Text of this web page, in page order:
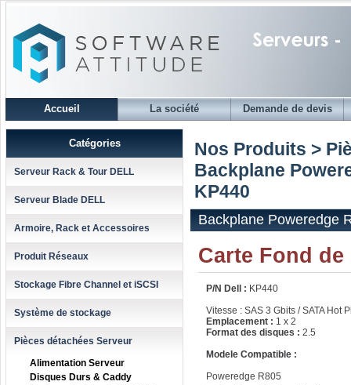
Accueil La société Demande de devis
Catégories
Serveur Rack & Tour DELL
Serveur Blade DELL
Armoire, Rack et Accessoires
Produit Réseaux
Stockage Fibre Channel et iSCSI
Système de stockage
Pièces détachées Serveur
Alimentation Serveur
Disques Durs & Caddy
Nos Produits >
Backplane
KP440
Backplane Poweredge
Carte Fond de
P/N Dell : KP440
Vitesse : SAS 3 Gbits / SATA Hot
Emplacement : 1 x 2
Format des disques : 2.5
Modele Compatible :
Poweredge R805